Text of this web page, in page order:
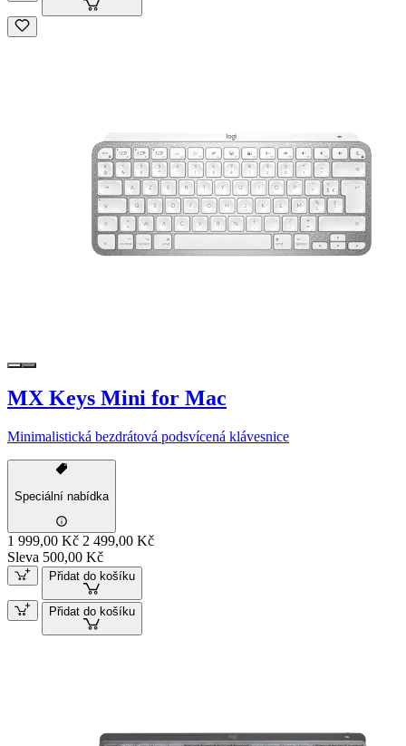
MX Keys Mini for Mac
Minimalistická bezdrátová podsvícená klávesnice
Speciální nabídka
1 999,00 Kč 2 499,00 Kč
Sleva 500,00 Kč
Přidat do košíku
Přidat do košíku